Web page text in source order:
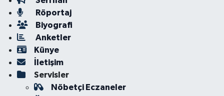
Röportaj
Biyografi
Anketler
Künye
İletişim
Servisler
Nöbetçi Eczaneler